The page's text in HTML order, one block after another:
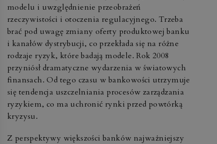
modelu i uwzględnienie przeobrażeń
rzeczywistości i otoczenia regulacyjnego. Trzeba
brać pod uwagę zmiany oferty produktowej banku
i kanałów dystrybucji, co przekłada się na różne
rodzaje ryzyk, które badają modele. Rok 2008
przyniósł dramatyczne wydarzenia w światowych
finansach. Od tego czasu w bankowości utrzymuje
się tendencja uszczelniania procesów zarządzania
ryzykiem, co ma uchronić rynki przed powtórką
kryzysu.
Z perspektywy większości banków najważniejszy